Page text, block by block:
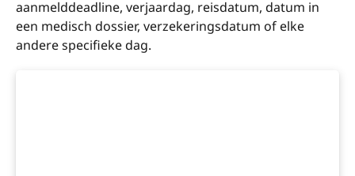
aanmelddeadline, verjaardag, reisdatum, datum in
een medisch dossier, verzekeringsdatum of elke
andere specifieke dag.